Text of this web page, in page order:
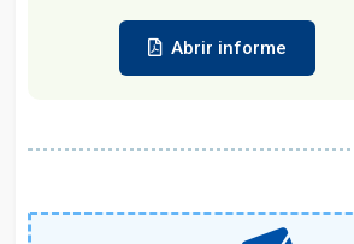
Abrir informe